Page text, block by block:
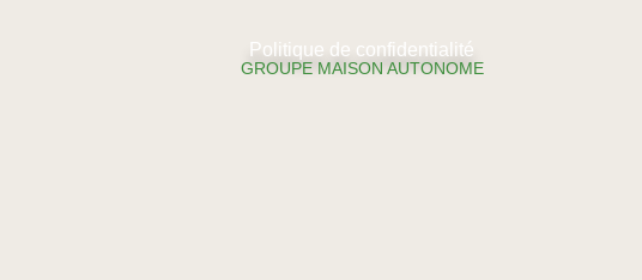
Politique de confidentialité
GROUPE MAISON AUTONOME